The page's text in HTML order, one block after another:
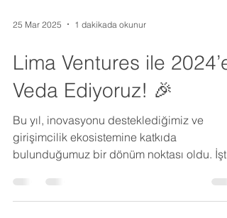
25 Mar 2025 1 dakikada okunur
Lima Ventures ile 2024’e
Veda Ediyoruz! 🎉
Bu yıl, inovasyonu desteklediğimiz ve
girişimcilik ekosistemine katkıda
bulunduğumuz bir dönüm noktası oldu. İşte